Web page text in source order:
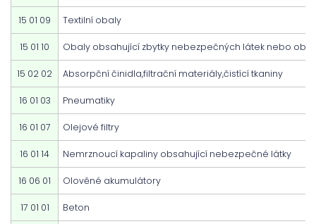
15 01 09 Textilní obaly
15 01 10 Obaly obsahující zbytky nebezpečných látek nebo
15 02 02 Absorpční činidla,filtrační materiály,čistící tkaniny
16 01 03 Pneumatiky
16 01 07 Olejové filtry
16 01 14 Nemrznoucí kapaliny obsahující nebezpečné látky
16 06 01 Olověné akumulátory
17 01 01 Beton